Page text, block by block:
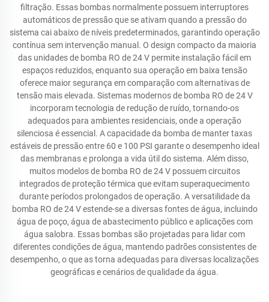
filtração. Essas bombas normalmente possuem interruptores
automáticos de pressão que se ativam quando a pressão do
sistema cai abaixo de níveis predeterminados, garantindo operação
contínua sem intervenção manual. O design compacto da maioria
das unidades de bomba RO de 24 V permite instalação fácil em
espaços reduzidos, enquanto sua operação em baixa tensão
oferece maior segurança em comparação com alternativas de
tensão mais elevada. Sistemas modernos de bomba RO de 24 V
incorporam tecnologia de redução de ruído, tornando-os
adequados para ambientes residenciais, onde a operação
silenciosa é essencial. A capacidade da bomba de manter taxas
estáveis de pressão entre 60 e 100 PSI garante o desempenho ideal
das membranas e prolonga a vida útil do sistema. Além disso,
muitos modelos de bomba RO de 24 V possuem circuitos
integrados de proteção térmica que evitam superaquecimento
durante períodos prolongados de operação. A versatilidade da
bomba RO de 24 V estende-se a diversas fontes de água, incluindo
água de poço, água de abastecimento público e aplicações com
água salobra. Essas bombas são projetadas para lidar com
diferentes condições de água, mantendo padrões consistentes de
desempenho, o que as torna adequadas para diversas localizações
geográficas e cenários de qualidade da água.